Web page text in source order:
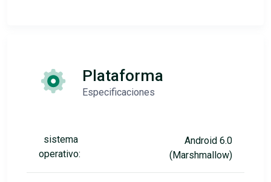
Plataforma
Especificaciones
sistema
operativo:
Android 6.0
(Marshmallow)